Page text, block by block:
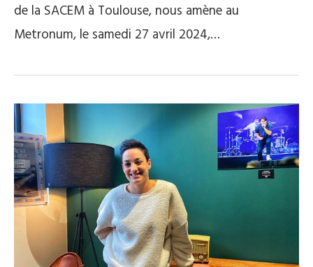
de la SACEM à Toulouse, nous amène au
Metronum, le samedi 27 avril 2024,…